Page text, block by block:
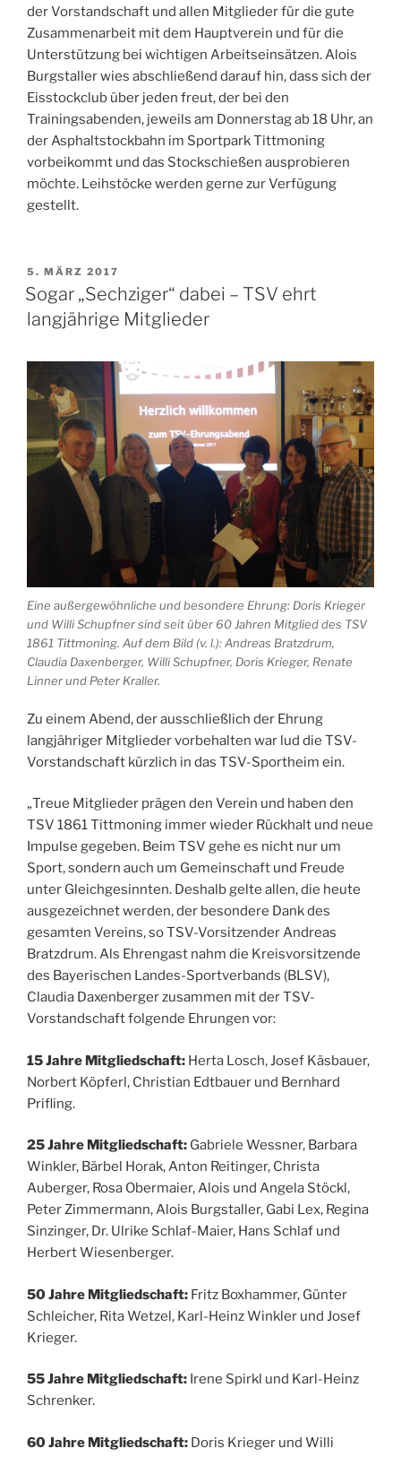
der Vorstandschaft und allen Mitglieder für die gute
Zusammenarbeit mit dem Hauptverein und für die
Unterstützung bei wichtigen Arbeitseinsätzen. Alois
Burgstaller wies abschließend darauf hin, dass sich der
Eisstockclub über jeden freut, der bei den
Trainingsabenden, jeweils am Donnerstag ab 18 Uhr, an
der Asphaltstockbahn im Sportpark Tittmoning
vorbeikommt und das Stockschießen ausprobieren
möchte. Leihstöcke werden gerne zur Verfügung
gestellt.
VERÖFFENTLICHT
AM
5. MÄRZ 2017
Sogar „Sechziger“ dabei – TSV ehrt
langjährige Mitglieder
Eine außergewöhnliche und besondere Ehrung: Doris Krieger
und Willi Schupfner sind seit über 60 Jahren Mitglied des TSV
1861 Tittmoning. Auf dem Bild (v. l.): Andreas Bratzdrum,
Claudia Daxenberger, Willi Schupfner, Doris Krieger, Renate
Linner und Peter Kraller.
Zu einem Abend, der ausschließlich der Ehrung
langjähriger Mitglieder vorbehalten war lud die TSV-
Vorstandschaft kürzlich in das TSV-Sportheim ein.
„Treue Mitglieder prägen den Verein und haben den
TSV 1861 Tittmoning immer wieder Rückhalt und neue
Impulse gegeben. Beim TSV gehe es nicht nur um
Sport, sondern auch um Gemeinschaft und Freude
unter Gleichgesinnten. Deshalb gelte allen, die heute
ausgezeichnet werden, der besondere Dank des
gesamten Vereins, so TSV-Vorsitzender Andreas
Bratzdrum. Als Ehrengast nahm die Kreisvorsitzende
des Bayerischen Landes-Sportverbands (BLSV),
Claudia Daxenberger zusammen mit der TSV-
Vorstandschaft folgende Ehrungen vor:
15 Jahre Mitgliedschaft: Herta Losch, Josef Käsbauer,
Norbert Köpferl, Christian Edtbauer und Bernhard
Prifling.
25 Jahre Mitgliedschaft: Gabriele Wessner, Barbara
Winkler, Bärbel Horak, Anton Reitinger, Christa
Auberger, Rosa Obermaier, Alois und Angela Stöckl,
Peter Zimmermann, Alois Burgstaller, Gabi Lex, Regina
Sinzinger, Dr. Ulrike Schlaf-Maier, Hans Schlaf und
Herbert Wiesenberger.
50 Jahre Mitgliedschaft: Fritz Boxhammer, Günter
Schleicher, Rita Wetzel, Karl-Heinz Winkler und Josef
Krieger.
55 Jahre Mitgliedschaft: Irene Spirkl und Karl-Heinz
Schrenker.
60 Jahre Mitgliedschaft: Doris Krieger und Willi